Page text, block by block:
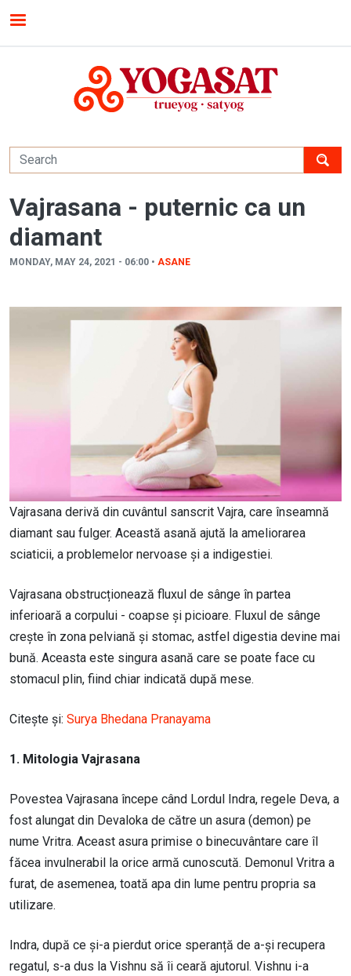
MONDAY, MAY 24, 2021 - 06:00 • ASANE
Vajrasana - puternic ca un
diamant
Vajrasana derivă din cuvântul sanscrit Vajra, care înseamnă
diamant sau fulger. Această asană ajută la ameliorarea
sciaticii, a problemelor nervoase și a indigestiei.
Vajrasana obstrucționează fluxul de sânge în partea
inferioară a corpului - coapse și picioare. Fluxul de sânge
crește în zona pelviană și stomac, astfel digestia devine mai
bună. Aceasta este singura asană care se poate face cu
stomacul plin, fiind chiar indicată după mese.
Citește și: Surya Bhedana Pranayama
1. Mitologia Vajrasana
Povestea Vajrasana începe când Lordul Indra, regele Deva, a
fost alungat din Devaloka de către un asura (demon) pe
nume Vritra. Aceast asura primise o binecuvântare care îl
făcea invulnerabil la orice armă cunoscută. Demonul Vritra a
furat, de asemenea, toată apa din lume pentru propria sa
utilizare.
Indra, după ce și-a pierdut orice speranță de a-și recupera
regatul, s-a dus la Vishnu să îi ceară ajutorul. Vishnu i-a